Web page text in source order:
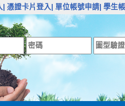
憑證卡片登入| 單位帳號申請| 學生